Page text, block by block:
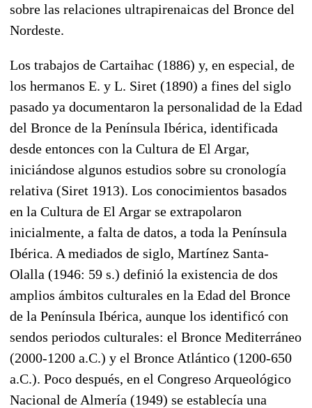
sobre las relaciones ultrapirenaicas del Bronce del
Nordeste.
Los trabajos de Cartaihac (1886) y, en especial, de
los hermanos E. y L. Siret (1890) a fines del siglo
pasado ya documentaron la personalidad de la Edad
del Bronce de la Península Ibérica, identificada
desde entonces con la Cultura de El Argar,
iniciándose algunos estudios sobre su cronología
relativa (Siret 1913). Los conocimientos basados
en la Cultura de El Argar se extrapolaron
inicialmente, a falta de datos, a toda la Península
Ibérica. A mediados de siglo, Martínez Santa-
Olalla (1946: 59 s.) definió la existencia de dos
amplios ámbitos culturales en la Edad del Bronce
de la Península Ibérica, aunque los identificó con
sendos periodos culturales: el Bronce Mediterráneo
(2000-1200 a.C.) y el Bronce Atlántico (1200-650
a.C.). Poco después, en el Congreso Arqueológico
Nacional de Almería (1949) se establecía una